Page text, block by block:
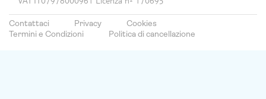
Contattaci Privacy
Cookies
Termini e Condizioni
Politica di cancellazione